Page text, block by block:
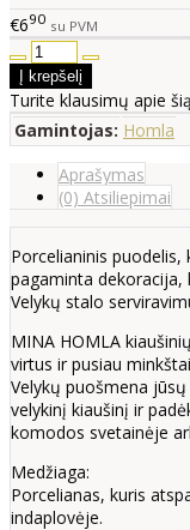
€690 su PVM
Turite klausimų apie
Gamintojas: Homla
Aprašymas
(0) Atsiliepimai
Porcelianinis puodelis,
pagaminta dekoracija,
Velykų stalo
MINA HOMLA
virtus ir pusiau
Velykų puošmena
velykinį kiaušinį ir
komodos svetainėje
Medžiaga:
Porcelianas, kuris
indaplovėje.